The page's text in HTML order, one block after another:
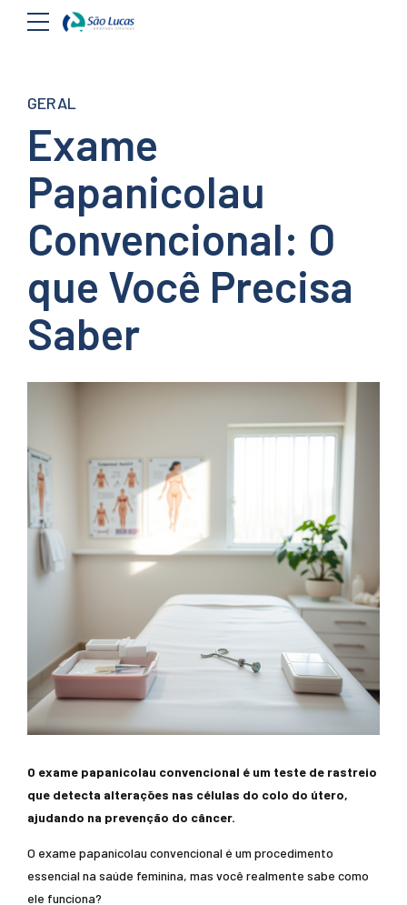
GERAL
Exame
Papanicolau
Convencional: O
que Você Precisa
Saber
O exame papanicolau convencional é um teste de rastreio
que detecta alterações nas células do colo do útero,
ajudando na prevenção do câncer.
O exame papanicolau convencional é um procedimento
essencial na saúde feminina, mas você realmente sabe como
ele funciona?